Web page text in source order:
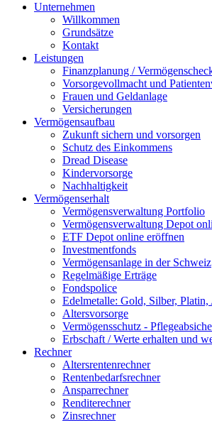
Unternehmen
Willkommen
Grundsätze
Kontakt
Leistungen
Finanzplanung /
Vorsorgevollmacht und
Frauen und Geldanlage
Versicherungen
Vermögensaufbau
Zukunft sichern und vorsorgen
Schutz des Einkommens
Dread Disease
Kindervorsorge
Nachhaltigkeit
Vermögenserhalt
Vermögensverwaltung Portfolio
Vermögensverwaltung Depot
ETF Depot online eröffnen
Investmentfonds
Vermögensanlage in der Schweiz
Regelmäßige Erträge
Fondspolice
Edelmetalle: Gold, Silber,
Altersvorsorge
Vermögensschutz -
Erbschaft / Werte erhalten und
Rechner
Altersrentenrechner
Rentenbedarfsrechner
Ansparrechner
Renditerechner
Zinsrechner